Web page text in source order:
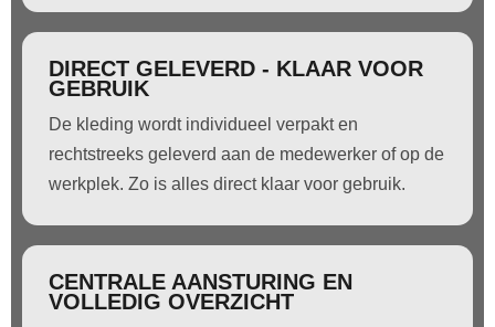
DIRECT GELEVERD - KLAAR VOOR
GEBRUIK
De kleding wordt individueel verpakt en
rechtstreeks geleverd aan de medewerker of op de
werkplek. Zo is alles direct klaar voor gebruik.
CENTRALE AANSTURING EN
VOLLEDIG OVERZICHT